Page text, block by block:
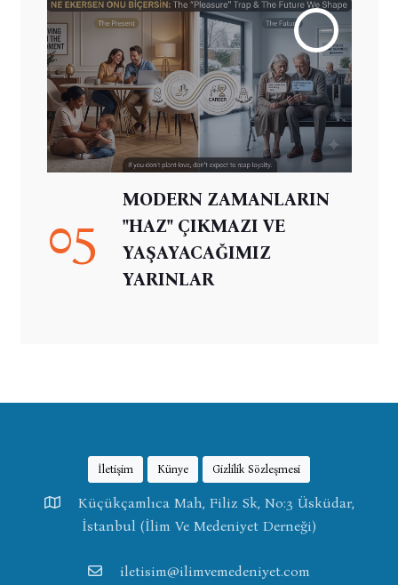
05
MODERN ZAMANLARIN
"HAZ" ÇIKMAZI VE
YAŞAYACAĞIMIZ
YARINLAR
İletişim Künye Gizlilik Sözleşmesi
Küçükçamlıca Mah, Filiz Sk, No:3 Üsküdar,
İstanbul (İlim Ve Medeniyet Derneği)
iletisim@ilimvemedeniyet.com